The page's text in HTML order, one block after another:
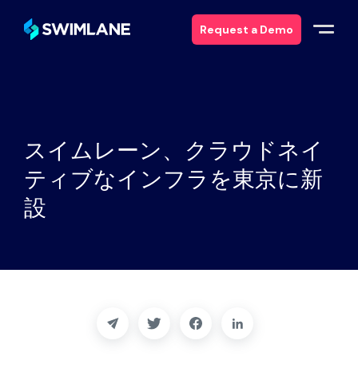
Request a Demo
Solutions
Products
スイムレーン、クラウドネイ
ティブなインフラを東京に新
設